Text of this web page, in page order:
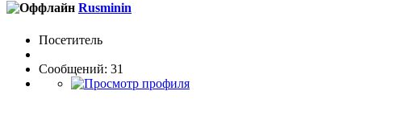
Rusminin
Посетитель
Сообщений: 31